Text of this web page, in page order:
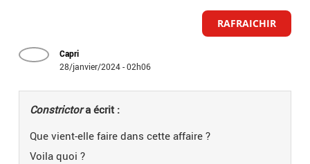
RAFRAICHIR
Capri
28/janvier/2024 - 02h06
Constrictora écrit :
Que vient-elle faire dans cette affaire ?
Voila quoi ?